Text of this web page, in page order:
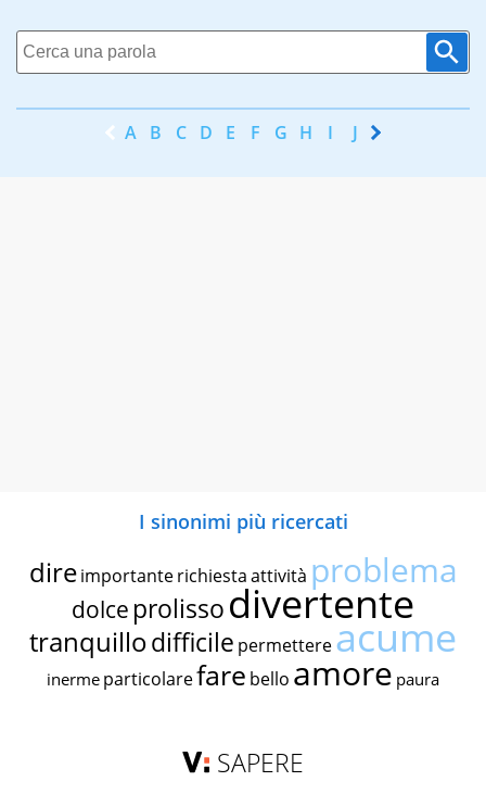
A B C D E F G H I J K
I sinonimi più ricercati
dire importante richiestaattività problema
dolce prolissodivertente
tranquillodifficile permettereacume
inerme particolarefare bello amore paura
SAPERE